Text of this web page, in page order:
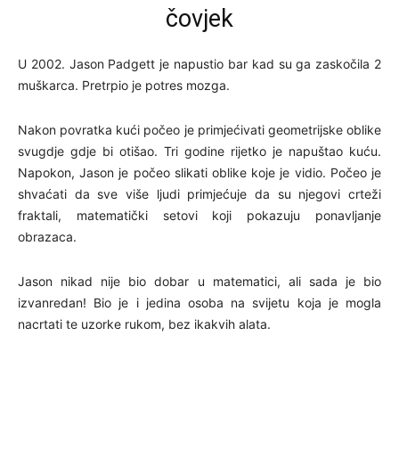
čovjek
U 2002. Jason Padgett je napustio bar kad su ga zaskočila 2
muškarca. Pretrpio je potres mozga.
Nakon povratka kući počeo je primjećivati geometrijske oblike
svugdje gdje bi otišao. Tri godine rijetko je napuštao kuću.
Napokon, Jason je počeo slikati oblike koje je vidio. Počeo je
shvaćati da sve više ljudi primjećuje da su njegovi crteži
fraktali, matematički setovi koji pokazuju ponavljanje
obrazaca.
Jason nikad nije bio dobar u matematici, ali sada je bio
izvanredan! Bio je i jedina osoba na svijetu koja je mogla
nacrtati te uzorke rukom, bez ikakvih alata.